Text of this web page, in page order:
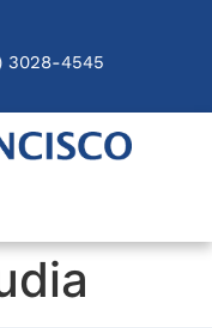
3028-4545